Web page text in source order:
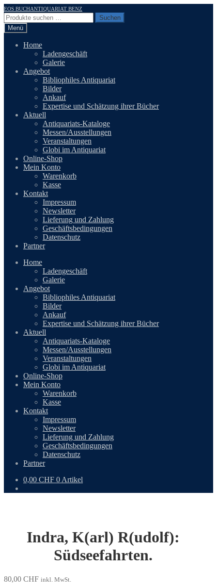
Zur
Navigation
springen
Zum
Inhalt
springen
EOS BUCHANTIQUARIAT BENZ
Suchen
nach:
Suchen
Menü
Home
Ladengeschäft
Galerie
Angebot
Bibliophiles Antiquariat
Bilder
Ankauf
Expertise und Schätzung ihrer Bücher
Aktuell
Antiquariats-Kataloge
Messen/Ausstellungen
Veranstaltungen
Globi im Antiquariat
Online-Shop
Mein Konto
Warenkorb
Kasse
Kontakt
Impressum
Newsletter
Lieferung und Zahlung
Geschäftsbedingungen
Datenschutz
Partner
Home
Ladengeschäft
Galerie
Angebot
Bibliophiles Antiquariat
Bilder
Ankauf
Expertise und Schätzung ihrer Bücher
Aktuell
Antiquariats-Kataloge
Messen/Ausstellungen
Veranstaltungen
Globi im Antiquariat
Online-Shop
Mein Konto
Warenkorb
Kasse
Kontakt
Impressum
Newsletter
Lieferung und Zahlung
Geschäftsbedingungen
Datenschutz
Partner
0,00 CHF 0 Artikel
Indra, K(arl) R(udolf):
Südseefahrten.
80,00 CHF inkl. MwSt.